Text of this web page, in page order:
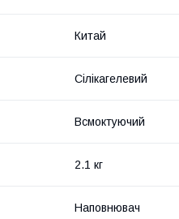
Китай
Сілікагелевий
Всмоктуючий
2.1 кг
Наповнювач